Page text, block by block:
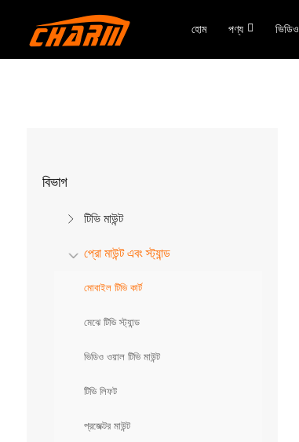
হোম পণ্য ভিডিও
বিভাগ
টিভি মাউন্ট
প্রো মাউন্ট এবং স্ট্যান্ড
মোবাইল টিভি কার্ট
মেঝে টিভি স্ট্যান্ড
ভিডিও ওয়াল টিভি মাউন্ট
টিভি লিফট
প্রজেক্টর মাউন্ট